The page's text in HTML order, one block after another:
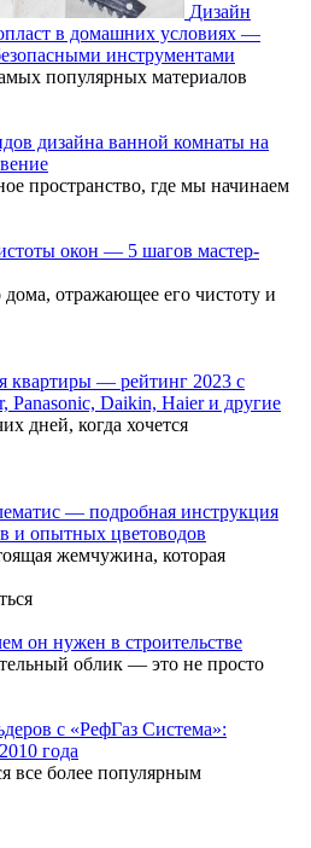
Дизайн
в домашних условиях —
инструментами
популярных материалов
дизайна ванной комнаты на
пространство, где мы начинаем
окон — 5 шагов мастер-
отражающее его чистоту и
квартиры — рейтинг 2023 с
Panasonic, Daikin, Haier и другие
дней, когда хочется
— подробная инструкция
и опытных цветоводов
жемчужина, которая
он нужен в строительстве
облик — это не просто
с «РефГаз Система»:
года
все более популярным